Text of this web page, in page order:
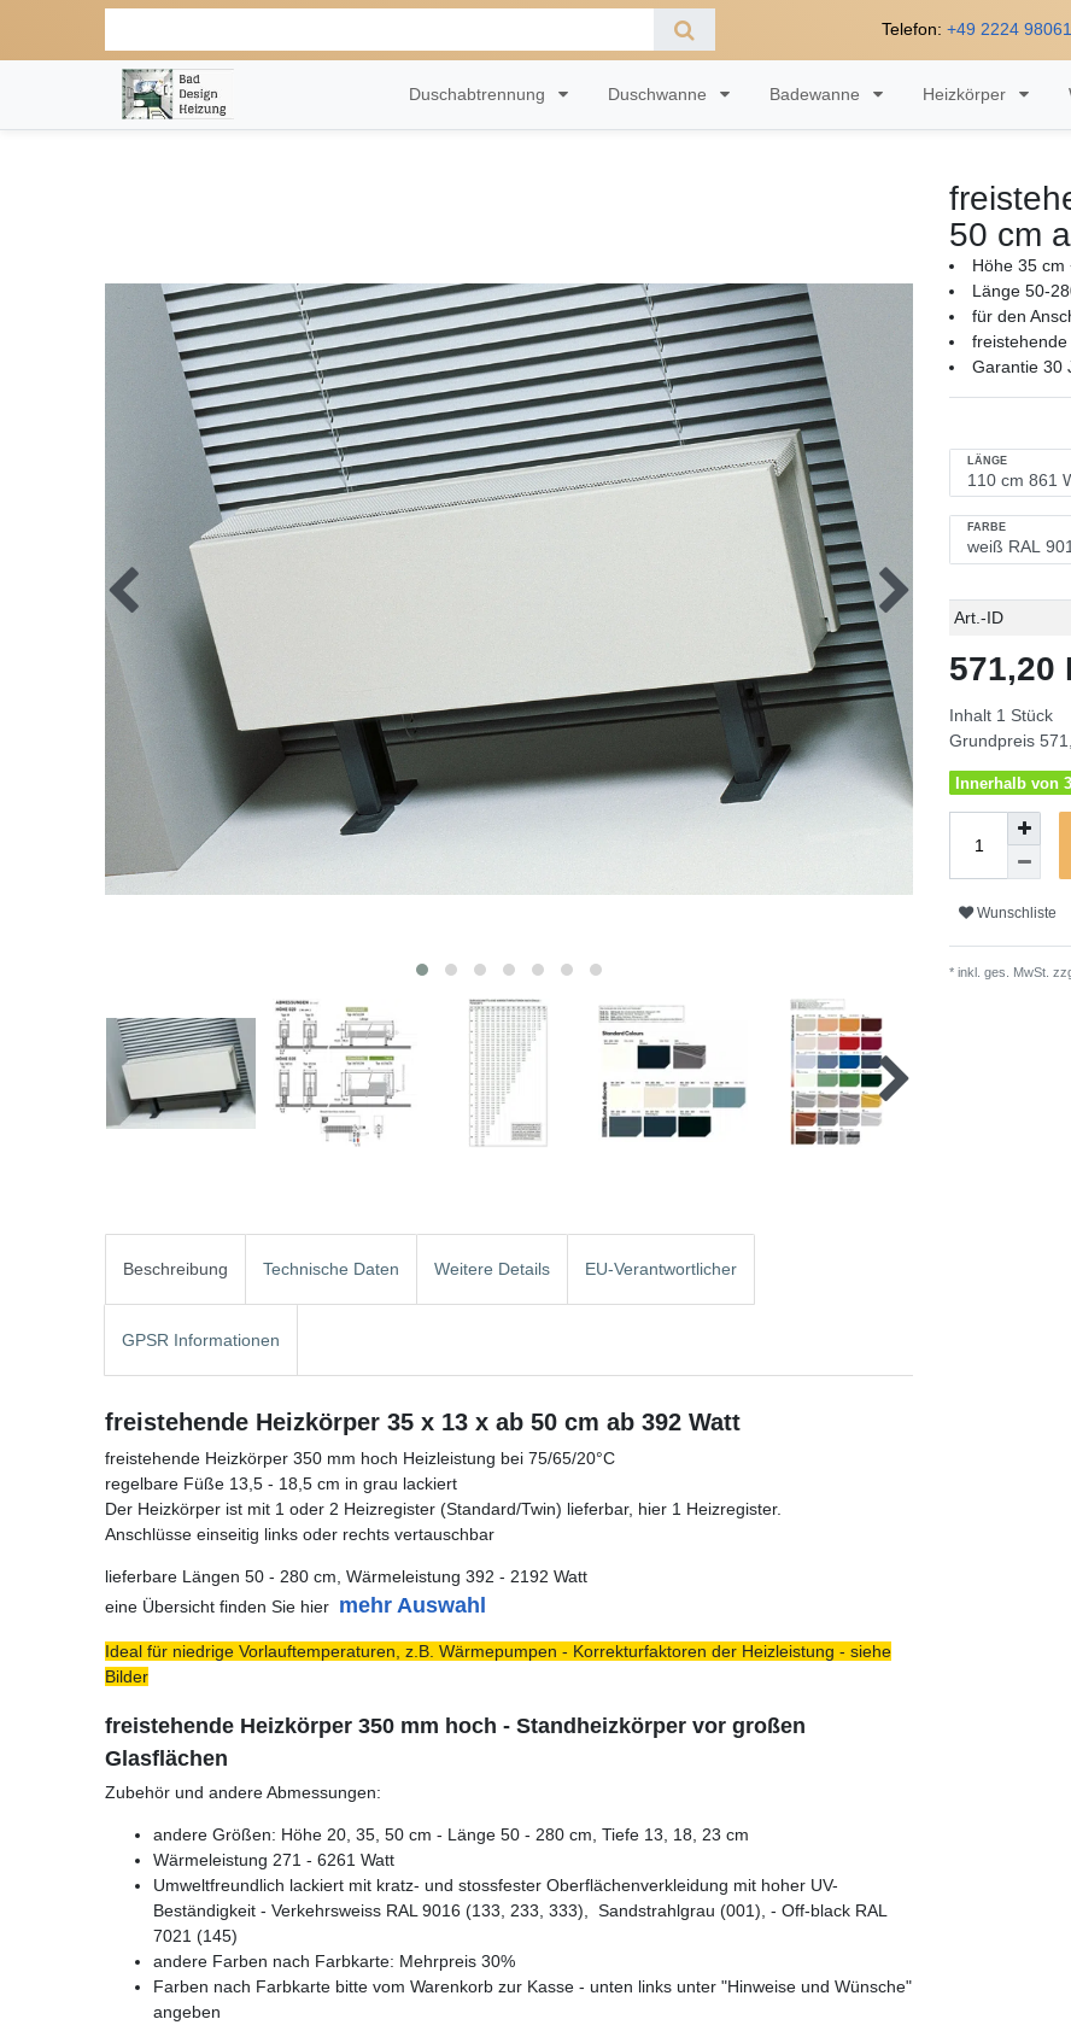
Telefon: +49 2224
Duschabtrennung Duschwanne Badewanne Heizkörper
50 cm
Höhe 35 cm
Länge 50-
für den
Garantie 30
LÄNGE
FARBE
Technisches
Wert
Art.-ID
571,20
Inhalt 1 Stück
Grundpreis
Innerhalb von
Wunschliste
* inkl. ges. MwSt.
Beschreibung Technische Daten Weitere Details EU-Verantwortlicher
GPSR Informationen
freistehende Heizkörper 35 x 13 x ab 50 cm ab 392 Watt
freistehende Heizkörper 350 mm hoch Heizleistung bei 75/65/20°C
regelbare Füße 13,5 - 18,5 cm in grau lackiert
Der Heizkörper ist mit 1 oder 2 Heizregister (Standard/Twin) lieferbar, hier 1 Heizregister.
Anschlüsse einseitig links oder rechts vertauschbar
lieferbare Längen 50 - 280 cm, Wärmeleistung 392 - 2192 Watt
eine Übersicht finden Sie hier mehr Auswahl
Ideal für niedrige Vorlauftemperaturen, z.B. Wärmepumpen - Korrekturfaktoren der Heizleistung - siehe
Bilder
freistehende Heizkörper 350 mm hoch - Standheizkörper vor großen
Glasflächen
Zubehör und andere Abmessungen:
andere Größen: Höhe 20, 35, 50 cm - Länge 50 - 280 cm, Tiefe 13, 18, 23 cm
Wärmeleistung 271 - 6261 Watt
Umweltfreundlich lackiert mit kratz- und stossfester Oberflächenverkleidung mit hoher UV-
Beständigkeit - Verkehrsweiss RAL 9016 (133, 233, 333), Sandstrahlgrau (001), - Off-black RAL
7021 (145)
andere Farben nach Farbkarte: Mehrpreis 30%
Farben nach Farbkarte bitte vom Warenkorb zur Kasse - unten links unter "Hinweise und Wünsche"
angeben